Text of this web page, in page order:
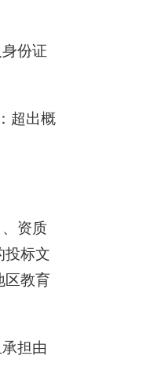
份证
超出概
资质
投标文
区教育
担由